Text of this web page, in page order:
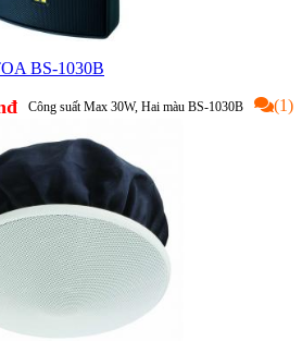
BS-1030B
(1)
Công suất Max 30W, Hai màu BS-1030B
nhạc nền, hoặc phát thông báo